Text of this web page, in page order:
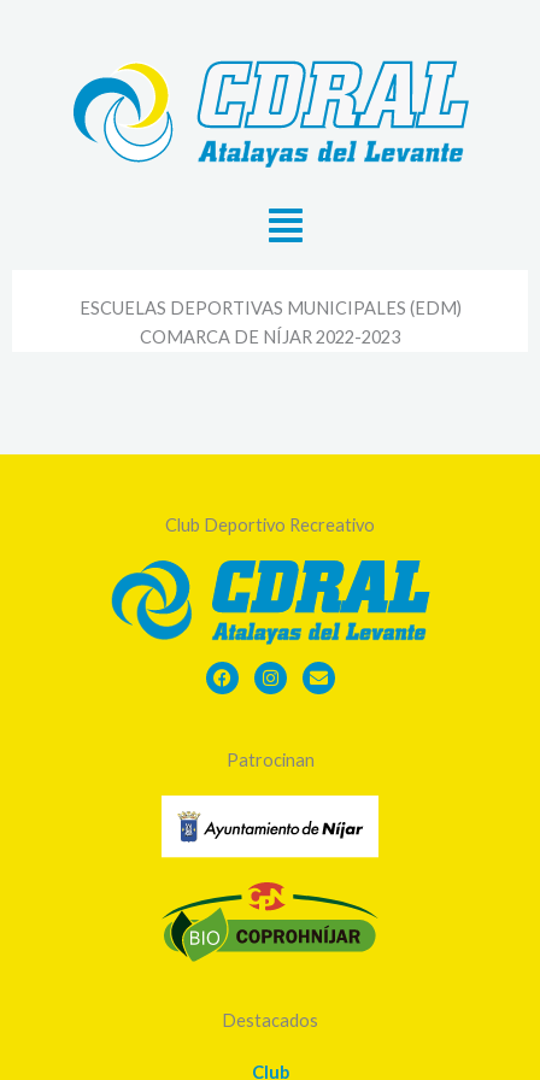
ESCUELAS DEPORTIVAS MUNICIPALES (EDM)
COMARCA DE NÍJAR 2022-2023
Club Deportivo Recreativo
FacebookInstagramEnvelope
Patrocinan
Destacados
Club